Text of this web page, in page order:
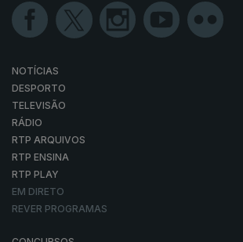
NOTÍCIAS
DESPORTO
TELEVISÃO
RÁDIO
RTP ARQUIVOS
RTP ENSINA
RTP PLAY
EM DIRETO
REVER PROGRAMAS